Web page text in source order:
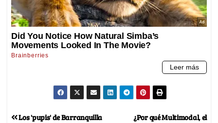
¿Por qué Multimodal, el
Los 'pupis' de Barranquilla